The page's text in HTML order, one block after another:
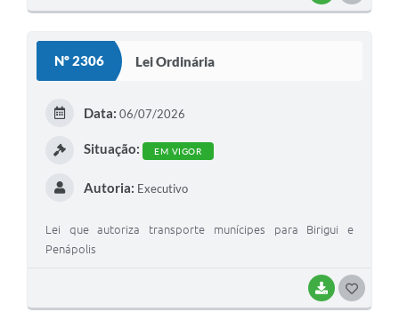
Nº 2306 Lei Ordinária
BAIXAR
Data: 06/07/2026
Situação: EM VIGOR
Autoria: Executivo
Lei que autoriza transporte munícipes para Birigui e
Penápolis